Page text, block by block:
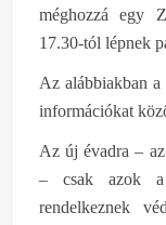
méghozzá egy
17.30-tól lépnek
Az alábbiakban a
információkat
Az új évadra –
– csak azok a
rendelkeznek